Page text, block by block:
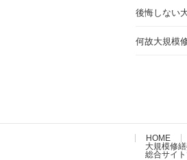
後悔しない
何故大規模
HOME
大規模修
総合サイ